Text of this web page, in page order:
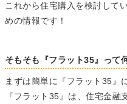
これから住宅購入を検討して
めの情報です！
そもそも『フラット35』って
まずは簡単に『フラット35』
『フラット35』は、住宅金